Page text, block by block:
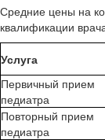
Средние цены на
квалификации
Услуга
Первичный прием
педиатра
Повторный прием
педиатра